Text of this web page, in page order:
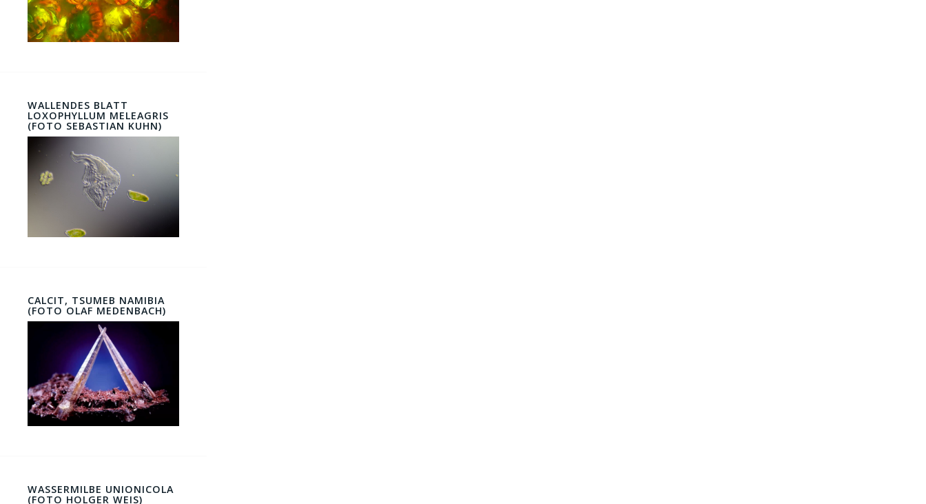
WALLENDES BLATT
LOXOPHYLLUM MELEAGRIS
(FOTO SEBASTIAN KUHN)
CALCIT, TSUMEB NAMIBIA
(FOTO OLAF MEDENBACH)
WASSERMILBE UNIONICOLA
(FOTO HOLGER WEIS)